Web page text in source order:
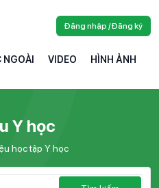
VIDEO HÌNH ẢNH
Đăng nhập / Đăng ký
Y học
học tập Y học